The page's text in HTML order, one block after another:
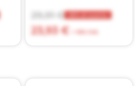
29,91 €
23,93 €